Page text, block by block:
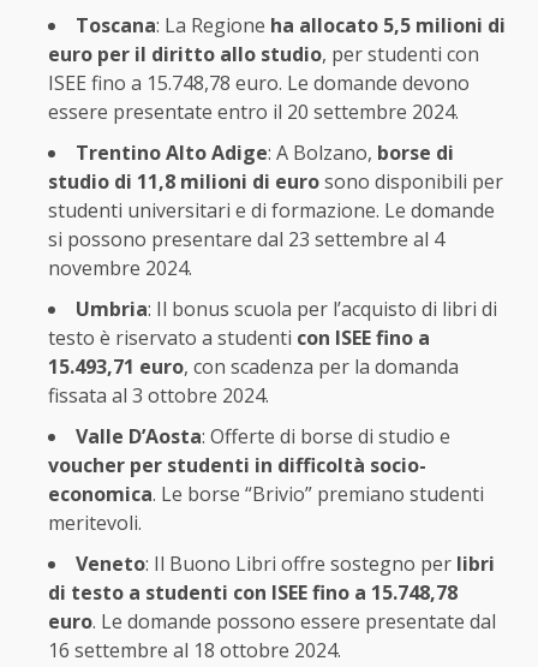
Toscana: La Regione ha allocato 5,5 milioni di
euro per il diritto allo studio, per studenti con
ISEE fino a 15.748,78 euro. Le domande devono
essere presentate entro il 20 settembre 2024.
Trentino Alto Adige: A Bolzano, borse di
studio di 11,8 milioni di eurosono disponibili per
studenti universitari e di formazione. Le domande
si possono presentare dal 23 settembre al 4
novembre 2024.
Umbria: Il bonus scuola per l’acquisto di libri di
testo è riservato a studenti con ISEE fino a
15.493,71 euro, con scadenza per la domanda
fissata al 3 ottobre 2024.
Valle D’Aosta: Offerte di borse di studio e
voucher per studenti in difficoltà socio-
economica. Le borse “Brivio” premiano studenti
meritevoli.
Veneto: Il Buono Libri offre sostegno per libri
di testo a studenti con ISEE fino a 15.748,78
euro. Le domande possono essere presentate dal
16 settembre al 18 ottobre 2024.